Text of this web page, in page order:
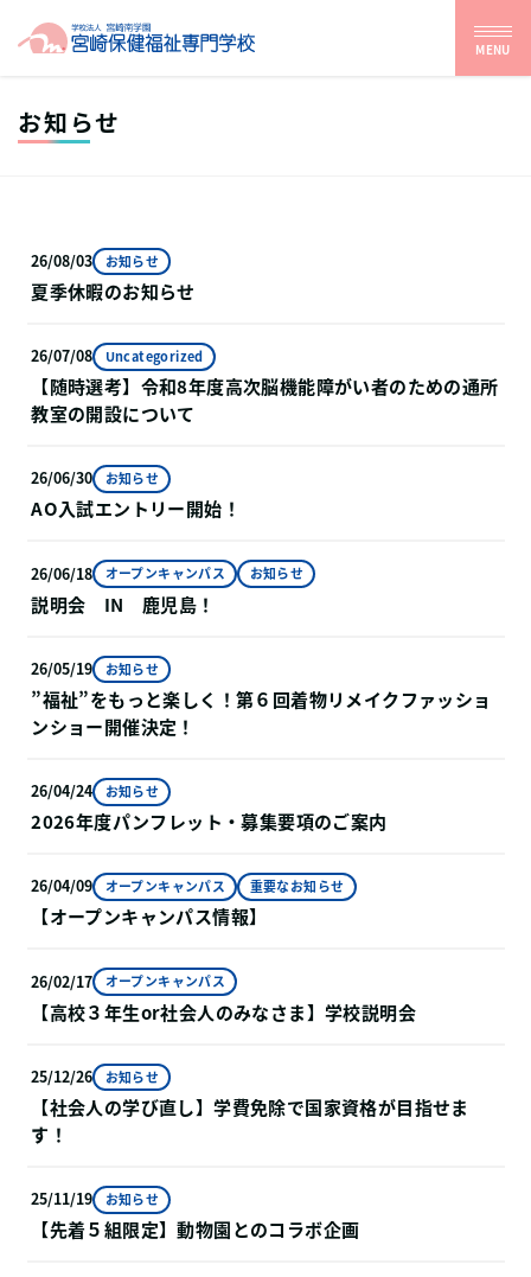
MENU
お知らせ
26/08/03 お知らせ
夏季休暇のお知らせ
26/07/08 Uncategorized
【随時選考】令和8年度⾼次脳機能障がい者のための通所
教室の開設について
26/06/30 お知らせ
AO入試エントリー開始！
26/06/18 オープンキャンパス お知らせ
説明会 IN 鹿児島！
26/05/19 お知らせ
”福祉”をもっと楽しく！第６回着物リメイクファッショ
ンショー開催決定！
26/04/24 お知らせ
2026年度パンフレット・募集要項のご案内
26/04/09 オープンキャンパス 重要なお知らせ
【オープンキャンパス情報】
26/02/17 オープンキャンパス
【高校３年生or社会人のみなさま】学校説明会
25/12/26 お知らせ
【社会人の学び直し】学費免除で国家資格が目指せま
す！
25/11/19 お知らせ
【先着５組限定】動物園とのコラボ企画